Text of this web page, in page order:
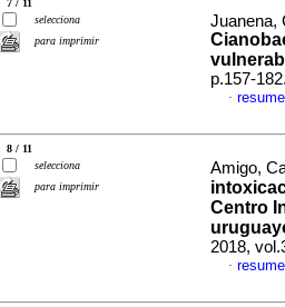
7 / 11
selecciona
para imprimir
Juanena,
p.157-
·
8 / 11
selecciona
para imprimir
Amigo,
Centro
2018,
·